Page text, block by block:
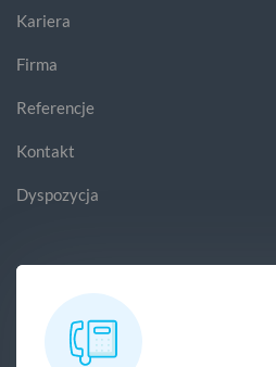
Kariera
Firma
Referencje
Kontakt
Dyspozycja